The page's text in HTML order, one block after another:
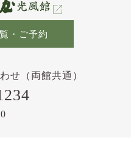
・ご予約
せ（両館共通）